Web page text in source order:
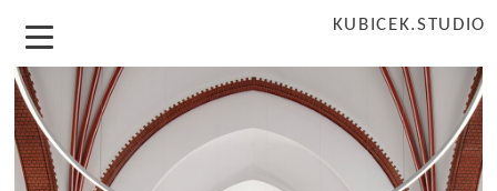
KUBICEK.STUDIO